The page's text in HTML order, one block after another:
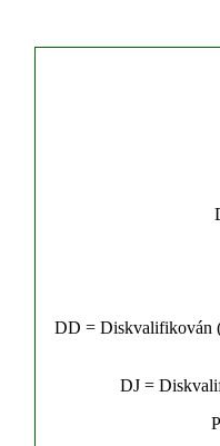
DD = Diskvalifikován
DJ =